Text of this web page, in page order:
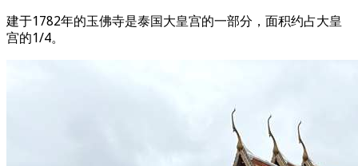
建于1782年的玉佛寺是泰国大皇宫的一部分，面积约占大皇
宫的1/4。